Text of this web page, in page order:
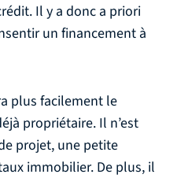
Il y a donc a priori
un financement à
plus facilement le
propriétaire. Il n’est
projet, une petite
immobilier. De plus, il